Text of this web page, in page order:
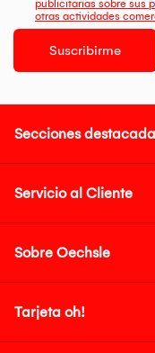
publicitarias sobre sus
otras actividades
Suscribirme
Secciones
Servicio al Cliente
Sobre Oechsle
Tarjeta oh!